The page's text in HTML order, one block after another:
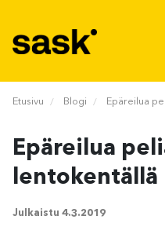
Etusivu Blogi Epäreilua
Epäreilua
lentokentällä
Julkaistu 4.3.2019